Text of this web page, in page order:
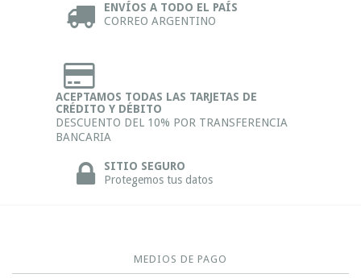
ENVÍOS A TODO EL PAÍS
CORREO ARGENTINO
ACEPTAMOS TODAS LAS TARJETAS DE
CRÉDITO Y DÉBITO
DESCUENTO DEL 10% POR TRANSFERENCIA
BANCARIA
SITIO SEGURO
Protegemos tus datos
MEDIOS DE PAGO